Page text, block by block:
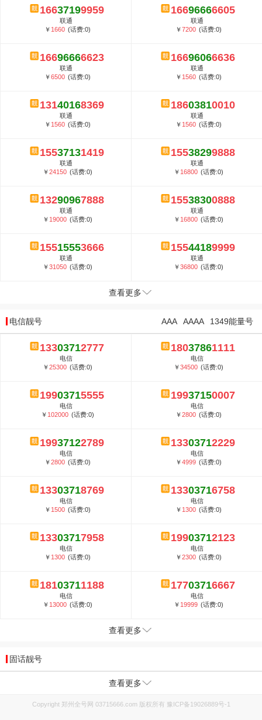
16637199959
联通
￥ 1660 (话费:0)
16696666605
联通
￥7200 (话费:0)
16696666623
联通
￥6500 (话费:0)
16696066636
联通
￥ 1560 (话费:0)
13140168369
联通
￥ 1560 (话费:0)
18603810010
联通
￥ 1560 (话费:0)
15537131419
联通
￥24150 (话费:0)
15538299888
联通
￥ 16800 (话费:0)
13290967888
联通
￥ 19000 (话费:0)
15538300888
联通
￥ 16800 (话费:0)
15515553666
联通
￥31050 (话费:0)
15544189999
联通
￥36800 (话费:0)
查看更多
电信靓号 1349能量号
AAAA
AAA
13303712777
电信
￥25300 (话费:0)
18037861111
电信
￥34500 (话费:0)
19903715555
电信
￥ 102000 (话费:0)
19937150007
电信
￥2800 (话费:0)
19937122789
电信
￥2800 (话费:0)
13303712229
电信
￥4999 (话费:0)
13303718769
电信
￥ 1500 (话费:0)
13303716758
电信
￥ 1300 (话费:0)
13303717958
电信
￥ 1300 (话费:0)
19903712123
电信
￥2300 (话费:0)
18103711188
电信
￥ 13000 (话费:0)
17703716667
电信
￥ 19999 (话费:0)
查看更多
固话靓号
查看更多
Copyright 郑州全号网 03715666.com 版权所有 豫ICP备19026889号-1